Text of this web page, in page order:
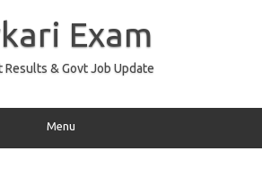
Exam
Results & Govt Job Update
Menu